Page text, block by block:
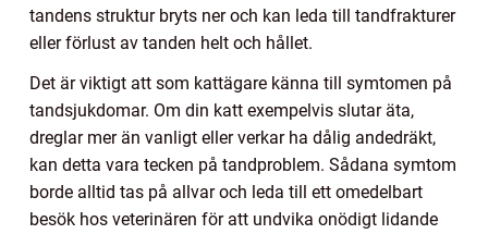
tandens struktur bryts ner och kan leda till tandfrakturer
eller förlust av tanden helt och hållet.
Det är viktigt att som kattägare känna till symtomen på
tandsjukdomar. Om din katt exempelvis slutar äta,
dreglar mer än vanligt eller verkar ha dålig andedräkt,
kan detta vara tecken på tandproblem. Sådana symtom
borde alltid tas på allvar och leda till ett omedelbart
besök hos veterinären för att undvika onödigt lidande